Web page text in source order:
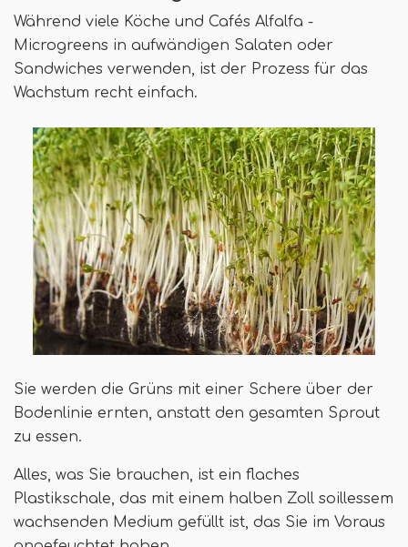
Während viele Köche und Cafés Alfalfa -
Microgreens in aufwändigen Salaten oder
Sandwiches verwenden, ist der Prozess für das
Wachstum recht einfach.
Sie werden die Grüns mit einer Schere über der
Bodenlinie ernten, anstatt den gesamten Sprout
zu essen.
Alles, was Sie brauchen, ist ein flaches
Plastikschale, das mit einem halben Zoll soillessem
wachsenden Medium gefüllt ist, das Sie im Voraus